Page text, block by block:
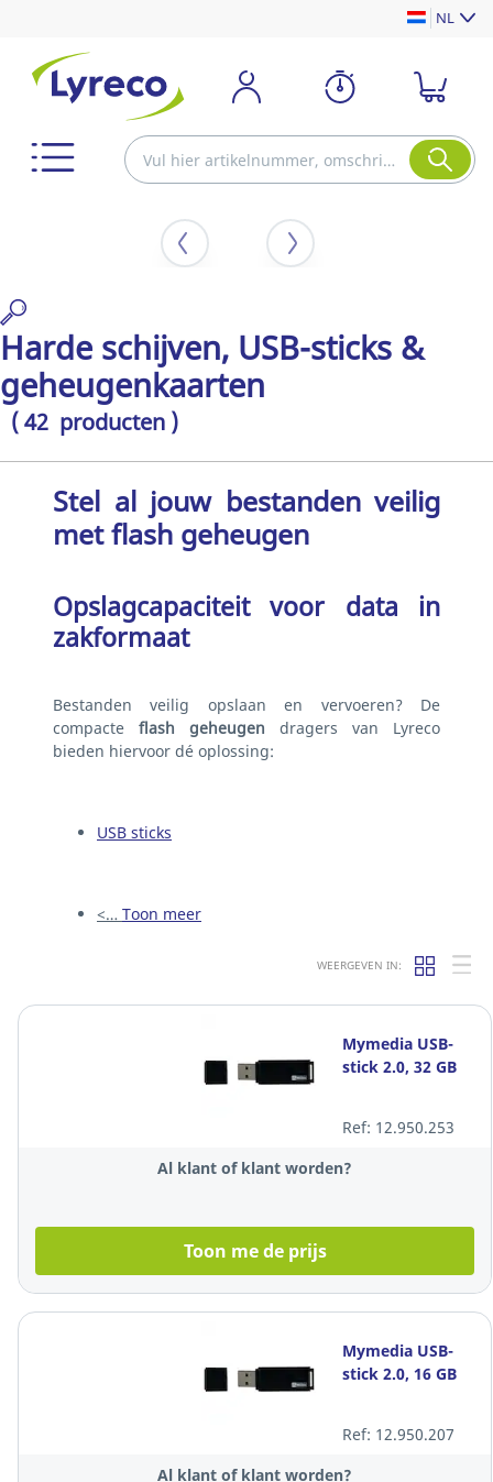
NL
Harde schijven, USB-sticks &
geheugenkaarten
( 42 producten )
Stel al jouw bestanden veilig
met flash geheugen
Opslagcapaciteit voor data in
zakformaat
Bestanden veilig opslaan en vervoeren? De
compacte flash geheugen dragers van Lyreco
bieden hiervoor dé oplossing:
USB sticks
<… Toon meer
WEERGEVEN IN:
Mymedia USB-
stick 2.0, 32 GB
Ref: 12.950.253
Al klant of klant worden?
Toon me de prijs
Mymedia USB-
stick 2.0, 16 GB
Ref: 12.950.207
Al klant of klant worden?